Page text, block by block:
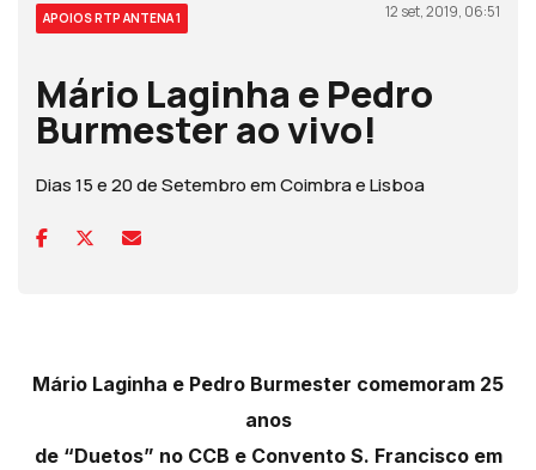
APOIOS RTP ANTENA 1 12 set, 2019, 06:51
Mário Laginha e Pedro
Burmester ao vivo!
Dias 15 e 20 de Setembro em Coimbra e Lisboa
Mário Laginha e Pedro Burmester comemoram 25
anos
de “Duetos” no CCB e Convento S. Francisco em